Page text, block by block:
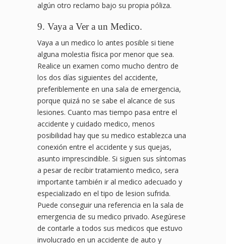
algún otro reclamo bajo su propia póliza.
9. Vaya a Ver a un Medico.
Vaya a un medico lo antes posible si tiene
alguna molestia física por menor que sea.
Realice un examen como mucho dentro de
los dos días siguientes del accidente,
preferiblemente en una sala de emergencia,
porque quizá no se sabe el alcance de sus
lesiones. Cuanto mas tiempo pasa entre el
accidente y cuidado medico, menos
posibilidad hay que su medico establezca una
conexión entre el accidente y sus quejas,
asunto imprescindible. Si siguen sus síntomas
a pesar de recibir tratamiento medico, sera
importante también ir al medico adecuado y
especializado en el tipo de lesion sufrida.
Puede conseguir una referencia en la sala de
emergencia de su medico privado. Asegúrese
de contarle a todos sus medicos que estuvo
involucrado en un accidente de auto y